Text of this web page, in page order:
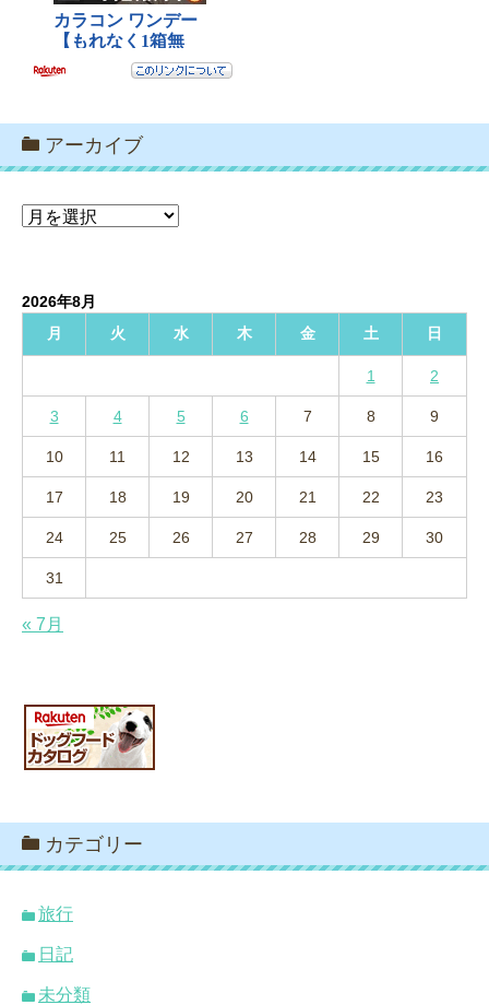
アーカイブ
ア
ブ
2026年8月
月
火 水 木 金 土 日
1 2
3 4 5 6 7 8 9
10 11 12 13 14 15 16
17 18 19 20 21 22 23
24 25 26 27 28 29 30
31
« 7月
カテゴリー
旅行
日記
未分類